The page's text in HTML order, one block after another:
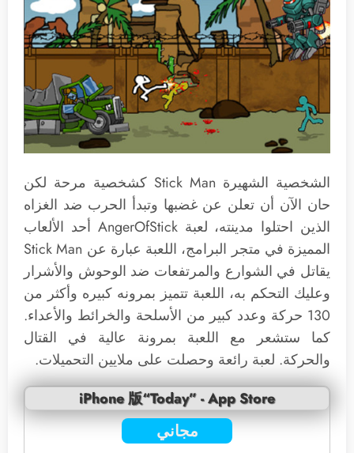
الشخصية الشهيرة Stick Man كشخصية مرحة لكن
حان الآن أن تعلن عن غضبها وتبدأ الحرب ضد الغزاه
الذين احتلوا مدينته، لعبة AngerOfStick أحد الألعاب
المميزة في متجر البرامج، اللعبة عبارة عن Stick Man
يقاتل في الشوارع والمرتفعات ضد الوحوش والأشرار
وعليك التحكم به، اللعبة تتميز بمرونه كبيره وأكثر من
130 حركة وعدد كبير من الأسلحة والخرائط والأعداء.
كما ستشعر مع اللعبة بمرونة عالية في القتال
والحركة. لعبة رائعة وحصلت على ملايين التحميلات.
iPhone 版“Today” - App Store
مجاني